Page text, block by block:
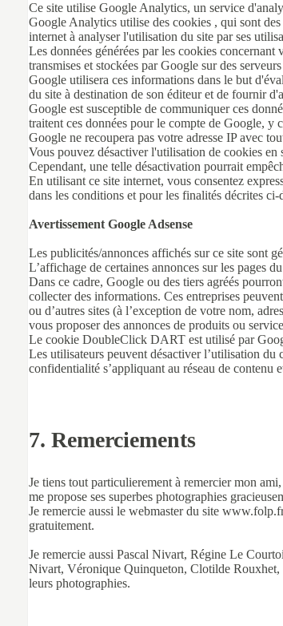
Ce site utilise Google Analytics, un service
Google Analytics utilise des cookies , qui sont
internet à analyser l'utilisation du site par ses
Les données générées par les cookies
transmises et stockées par Google sur des
Google utilisera ces informations dans le but
du site à destination de son éditeur et de fournir
Google est susceptible de communiquer ces
traitent ces données pour le compte de Google, y
Google ne recoupera pas votre adresse IP avec
Vous pouvez désactiver l'utilisation de cookies en
Cependant, une telle désactivation pourrait
En utilisant ce site internet, vous consentez
dans les conditions et pour les finalités décrites ci-
Avertissement Google Adsense
Les publicités/annonces affichés sur ce site sont
L’affichage de certaines annonces sur les pages
Dans ce cadre, Google ou des tiers agréés
collecter des informations. Ces entreprises
ou d’autres sites (à l’exception de votre nom,
vous proposer des annonces de produits ou
Le cookie DoubleClick DART est utilisé par
Les utilisateurs peuvent désactiver l’utilisation
confidentialité s’appliquant au réseau de contenu
7. Remerciements
Je tiens tout particulierement à remercier mon
me propose ses superbes photographies
Je remercie aussi le webmaster du site
gratuitement.
Je remercie aussi Pascal Nivart, Régine Le
Nivart, Véronique Quinqueton, Clotilde
leurs photographies.